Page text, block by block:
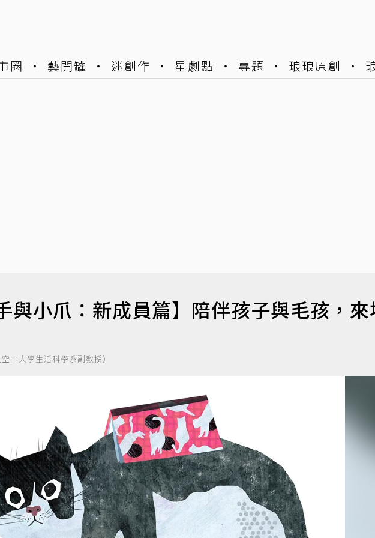
圈 藝開罐 迷創作 星劇點 專題 琅琅原創
與小爪：新成員篇】陪伴孩子與毛孩，
中大學生活科學系副教授）